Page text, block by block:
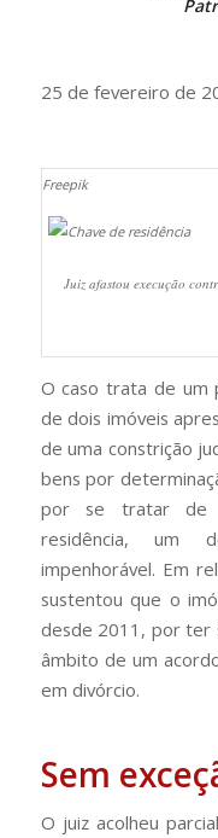
25 de fevereiro de
Freepik
Juiz afastou execução
O caso trata de um
de dois imóveis
de uma constrição
bens por
por se tratar de
residência, um
impenhorável. Em
sustentou que o
desde 2011, por ter
âmbito de um
em divórcio.
Sem
O juiz acolheu